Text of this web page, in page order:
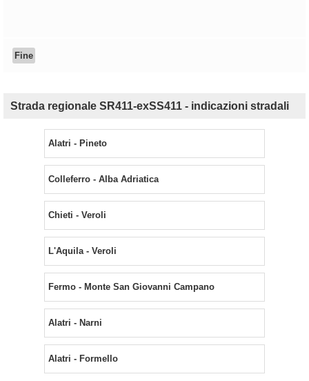
Fine
Strada regionale SR411-exSS411 - indicazioni stradali
Alatri - Pineto
Colleferro - Alba Adriatica
Chieti - Veroli
L'Aquila - Veroli
Fermo - Monte San Giovanni Campano
Alatri - Narni
Alatri - Formello